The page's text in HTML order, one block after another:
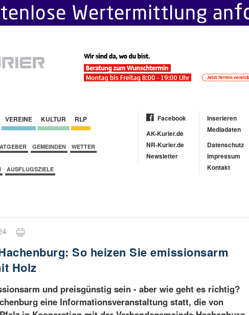
VEREINE KULTUR RLP
GEMEINDEN WETTER
AUSFLUGSZIELE
Facebook
AK-Kurier.de
NR-Kurier.de
Newsletter
Inserieren
Mediadaten
Datenschutz
Impressum
Kontakt
So heizen Sie emissionsarm
Holz
und preisgünstig sein - aber wie geht es richtig?
eine Informationsveranstaltung statt, die von